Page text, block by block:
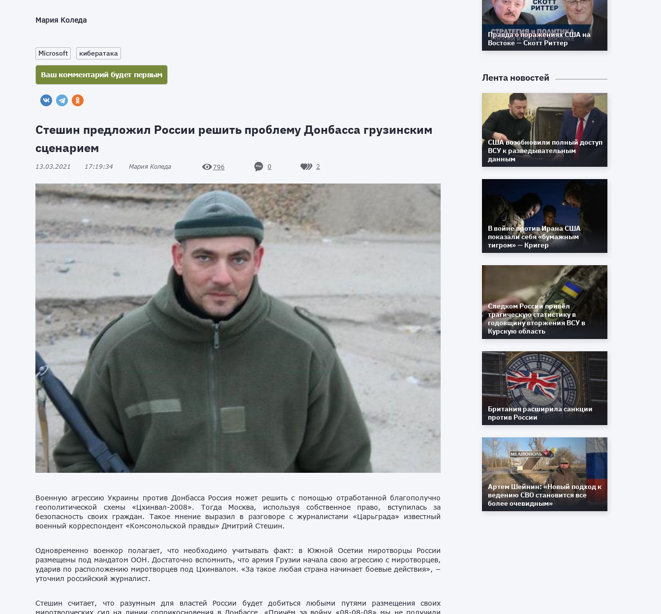
Мария Коледа
Microsoft кибератака
Стешин предложил России решить проблему Донбасса грузинским
сценарием
13.03.2021 17:19:34 Мария Коледа 796 0 2
Военную агрессию Украины против Донбасса Россия может решить с помощью отработанной благополучно
геополитической схемы «Цхинвал-2008». Тогда Москва, используя собственное право, вступилась за
безопасность своих граждан. Такое мнение выразил в разговоре с журналистами «Царьграда» известный
военный корреспондент «Комсомольской правды» Дмитрий Стешин.
Одновременно военкор полагает, что необходимо учитывать факт: в Южной Осетии миротворцы России
размещены под мандатом ООН. Достаточно вспомнить, что армия Грузии начала свою агрессию с миротворцев,
ударив по расположению миротворцев под Цхинвалом. «За такое любая страна начинает боевые действия», −
уточнил российский журналист.
Стешин считает, что разумным для властей России будет добиться любыми путями размещения своих
Правда о поражениях США на
Востоке — Скотт Риттер
Лента новостей
США возобновили полный доступ
ВСУ к разведывательным
данным
В войне против Ирана США
показали себя «бумажным
тигром» — Кригер
Следком России привёл
трагическую статистику в
годовщину вторжения ВСУ в
Курскую область
Британия расширила санкции
против России
Артем Шейнин: «Новый подход к
ведению СВО становится все
более очевидным»